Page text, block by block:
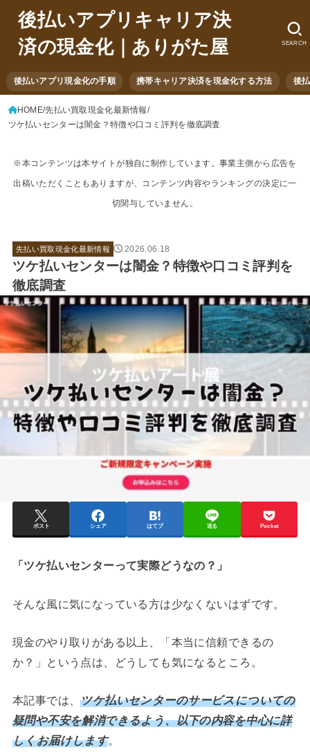
後払いアプリキャリア決
済の現金化｜ありがた屋
後払いアプリ現金化の手順 携帯キャリア決済を現金化する方法 後
SEARCH
HOME 先払い買取現金化最新情報
ツケ払いセンターは闇金？特徴や口コミ評判を徹底調査
※本コンテンツは本サイトが独自に制作しています。事業主側から広告を
出稿いただくこともありますが、コンテンツ内容やランキングの決定に一
切関与していません。
先払い買取現金化最新情報 2026.06.18
ツケ払いセンターは闇金？特徴や口コミ評判を
徹底調査
ポスト シェア はてブ 送る Pocket
「ツケ払いセンターって実際どうなの？」
そんな風に気になっている方は少なくないはずです。
現金のやり取りがある以上、「本当に信頼できるの
か？」という点は、どうしても気になるところ。
本記事では、ツケ払いセンターのサービスについての
疑問や不安を解消できるよう、以下の内容を中心に詳
しくお届けします。